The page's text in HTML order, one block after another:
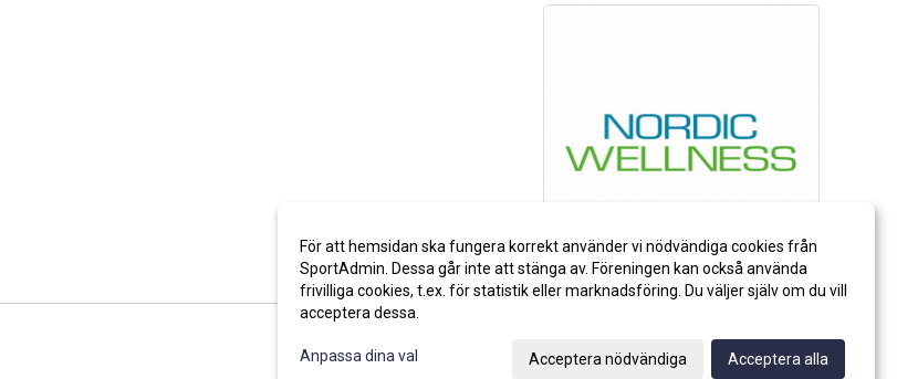
För att hemsidan ska fungera korrekt använder vi nödvändiga cookies från
SportAdmin. Dessa går inte att stänga av. Föreningen kan också använda
frivilliga cookies, t.ex. för statistik eller marknadsföring. Du väljer själv om du vill
acceptera dessa.
Anpassa dina val Acceptera nödvändiga Acceptera alla